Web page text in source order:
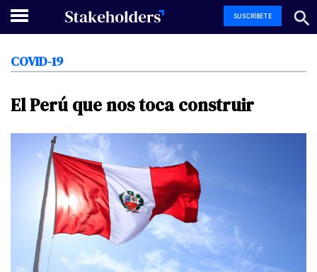
SUSCRÍBETE
COVID-19
ElPerú quenostoca construir